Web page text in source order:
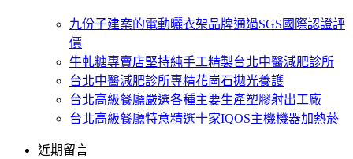
九份子建案的電動曬衣架品牌通過SGS國際認證評
價
牛軋糖專賣店堅持純手工精製台北中醫減肥診所
台北中醫減肥診所專精花崗石拋光養護
台北高級餐廳嚴選各種主要生產塑膠射出工廠
台北高級餐廳特意精選十家IQOS主機機器加熱菸
近期留言